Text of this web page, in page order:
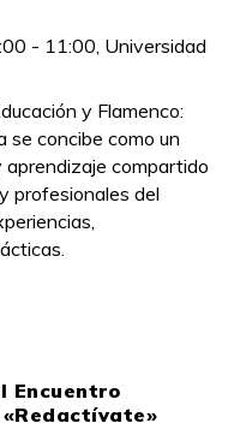
- 11:00, Universidad
y Flamenco:
se concibe como un
compartido
profesionales del
Encuentro